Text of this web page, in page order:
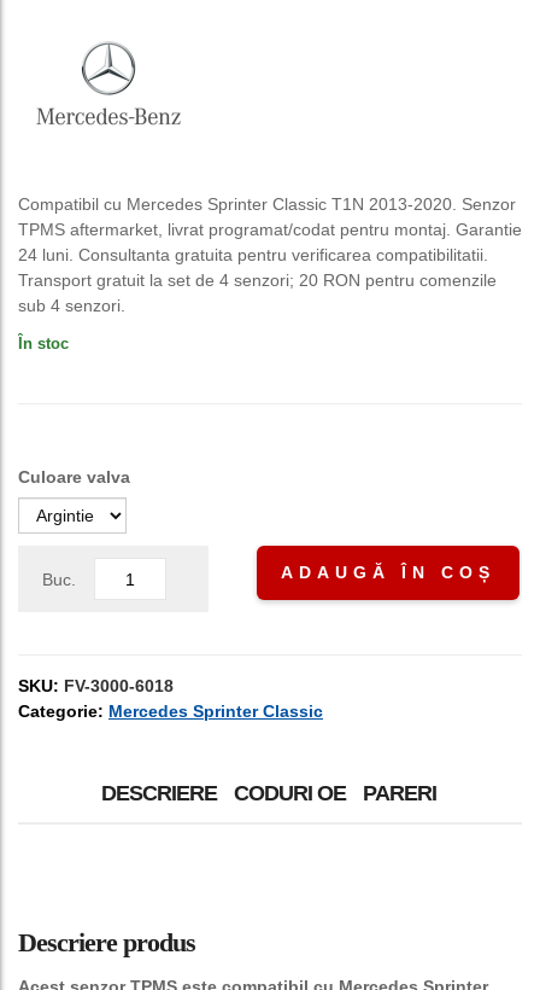
a
fost:
Compatibil cu Mercedes Sprinter Classic T1N 2013-2020. Senzor
TPMS aftermarket, livrat programat/codat pentru montaj. Garantie
24 luni. Consultanta gratuita pentru verificarea compatibilitatii.
Transport gratuit la set de 4 senzori; 20 RON pentru comenzile
sub 4 senzori.
În stoc
Culoare valva
Buc. ADAUGĂ ÎN COȘ
SKU: FV-3000-6018
Categorie: Mercedes Sprinter Classic
DESCRIERE CODURI OE PARERI
Descriere produs